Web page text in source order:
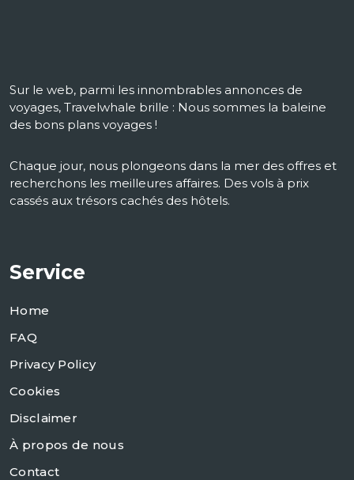
Sur le web, parmi les innombrables annonces de
voyages, Travelwhale brille : Nous sommes la baleine
des bons plans voyages !
Chaque jour, nous plongeons dans la mer des offres et
recherchons les meilleures affaires. Des vols à prix
cassés aux trésors cachés des hôtels.
Service
Home
FAQ
Privacy Policy
Cookies
Disclaimer
À propos de nous
Contact